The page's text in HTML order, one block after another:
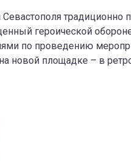
традиционно
героической
по проведению
новой площадке – в